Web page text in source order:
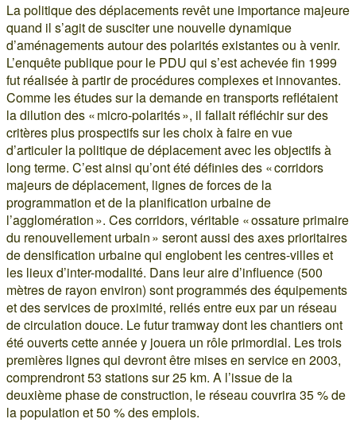
La politique des déplacements revêt une importance majeure
quand il s’agit de susciter une nouvelle dynamique
d’aménagements autour des polarités existantes ou à venir.
L’enquête publique pour le PDU qui s’est achevée fin 1999
fut réalisée à partir de procédures complexes et innovantes.
Comme les études sur la demande en transports reflétaient
la dilution des « micro-polarités », il fallait réfléchir sur des
critères plus prospectifs sur les choix à faire en vue
d’articuler la politique de déplacement avec les objectifs à
long terme. C’est ainsi qu’ont été définies des « corridors
majeurs de déplacement, lignes de forces de la
programmation et de la planification urbaine de
l’agglomération ». Ces corridors, véritable « ossature primaire
du renouvellement urbain » seront aussi des axes prioritaires
de densification urbaine qui englobent les centres-villes et
les lieux d’inter-modalité. Dans leur aire d’influence (500
mètres de rayon environ) sont programmés des équipements
et des services de proximité, reliés entre eux par un réseau
de circulation douce. Le futur tramway dont les chantiers ont
été ouverts cette année y jouera un rôle primordial. Les trois
premières lignes qui devront être mises en service en 2003,
comprendront 53 stations sur 25 km. A l’issue de la
deuxième phase de construction, le réseau couvrira 35 % de
la population et 50 % des emplois.